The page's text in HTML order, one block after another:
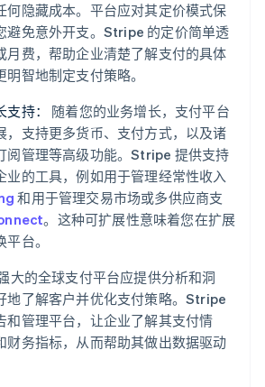
何隐藏成本。平台应对其定价模式保
避免意外开支。Stripe 的定价简单透
月费，帮助企业清楚了解支付的具体
智地制定支付策略。
持：
随着您的业务增长，支付平台
，支持更多货币、支付方式，以及诸
阅管理等高级功能。Stripe 提供支持
业的工具，例如用于管理经常性收入
和用于管理交易市场或多供应商支
。这种可扩展性意味着您在扩展
台。
大的全球支付平台应提供分析和洞
地了解客户并优化支付策略。Stripe
和管理平台，让企业了解其支付情
财务指标，从而帮助其做出数据驱动